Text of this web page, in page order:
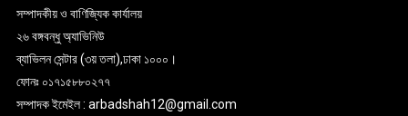
সম্পাদকীয় ও বাণিজ্যিক কার্যালয়
২৬ বঙ্গবন্ধু অ্যাভিনিউ
ব্যাভিলন সেন্টার (৩য় তলা),ঢাকা ১০০০।
ফোনঃ ০১৭১৫৮৮০২৭৭
সম্পাদক ইমেইল : arbadshah12@gmail.com